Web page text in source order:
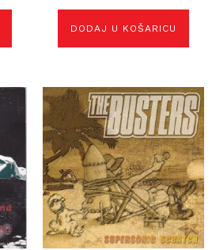
cijena
bila
je:
cijena
je:
21,38
DODAJ U KOŠARICU